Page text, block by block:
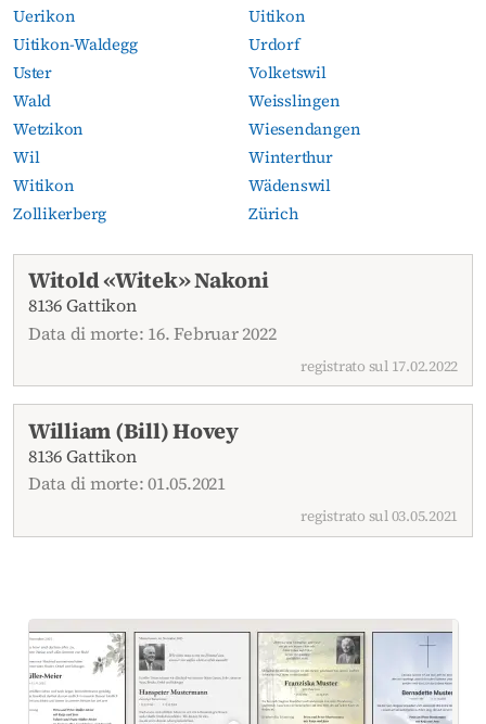
Uerikon
Uitikon
Uitikon-Waldegg
Urdorf
Uster
Volketswil
Wald
Weisslingen
Wetzikon
Wiesendangen
Wil
Winterthur
Witikon
Wädenswil
Zollikerberg
Zürich
Necrologi attuali
Witold «Witek» Nakoni
8136 Gattikon
Data di morte: 16. Februar 2022
registrato sul 17.02.2022
William (Bill) Hovey
8136 Gattikon
Data di morte: 01.05.2021
registrato sul 03.05.2021